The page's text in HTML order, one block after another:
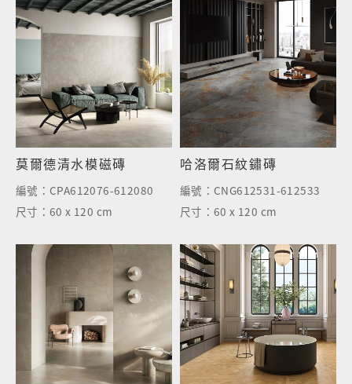
莫爾德清水模磁磚
編號： CPA612076-612080
尺寸：60 x 120 cm
哈洛爾石紋鏽磚
編號： CNG612531-612533
尺寸：60 x 120 cm